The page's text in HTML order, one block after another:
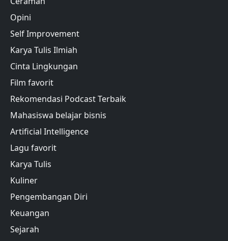
Opini
Self Improvement
Karya Tulis Ilmiah
Cinta Lingkungan
Film favorit
Rekomendasi Podcast Terbaik
Mahasiswa belajar bisnis
Artificial Intelligence
Lagu favorit
Karya Tulis
Kuliner
Pengembangan Diri
Keuangan
Sejarah